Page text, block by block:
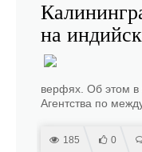
на
верфях. Об этом в
Агентства по
185 0